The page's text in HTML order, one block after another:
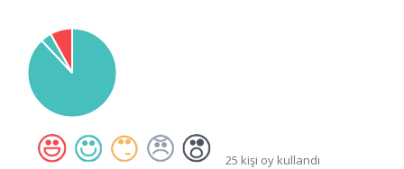
25 kişi oy kullandı